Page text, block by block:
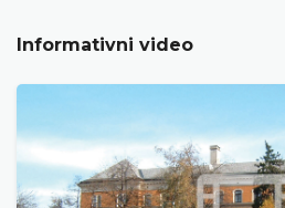
Informativni video